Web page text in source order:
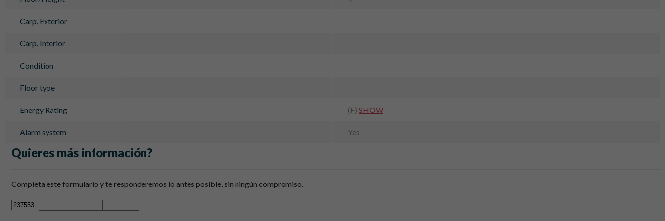
Carp. Exterior
Carp. Interior
Condition
Floor type
Energy Rating (F) SHOW
Alarm system Yes
Quieres más información?
Completa este formulario y te responderemos lo antes posible, sin ningún compromiso.